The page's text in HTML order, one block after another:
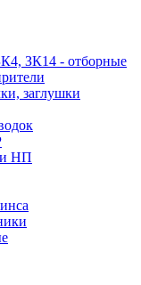
ЗК14 - отборные
заглушки
НП